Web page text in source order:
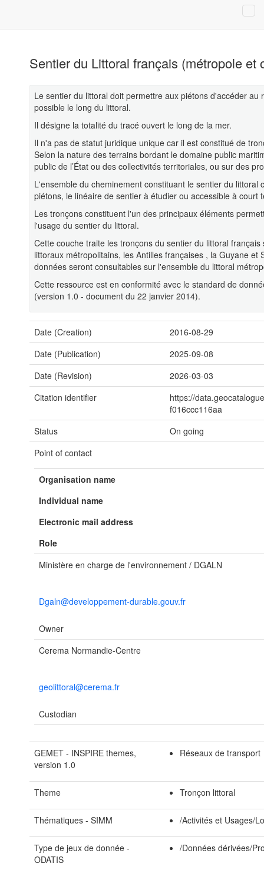
Sentier du Littoral français (métropole et
Le sentier du littoral doit permettre aux piétons d'accéder
possible le long du littoral.
Il désigne la totalité du tracé ouvert le long de la mer.
Il n'a pas de statut juridique unique car il est constitué de
Selon la nature des terrains bordant le domaine public
public de l’État ou des collectivités territoriales, ou sur des
L'ensemble du cheminement constituant le sentier du littoral
piétons, le linéaire de sentier à étudier ou accessible à court
Les tronçons constituent l'un des principaux éléments
l'usage du sentier du littoral.
Cette couche traite les tronçons du sentier du littoral
littoraux métropolitains, les Antilles françaises , la Guyane et
données seront consultables sur l'ensemble du littoral
Cette ressource est en conformité avec le standard de
(version 1.0 - document du 22 janvier 2014).
Date (Creation)
2016-08-29
Date (Publication)
2025-09-08
Date (Revision)
2026-03-03
Citation identifier
https://
f016ccc116aa
Status
On going
Point of contact
Organisation name
Individual name
Electronic mail address
Role
Ministère en charge de l'environnement / DGALN
Dgaln@developpement-durable.gouv.fr
Owner
Cerema Normandie-Centre
geolittoral@cerema.fr
Custodian
GEMET - INSPIRE themes,
version 1.0
Réseaux de transport
Theme Tronçon littoral
Thématiques - SIMM /Activités et Usages/
Type de jeux de donnée -
ODATIS
/Données dérivées/